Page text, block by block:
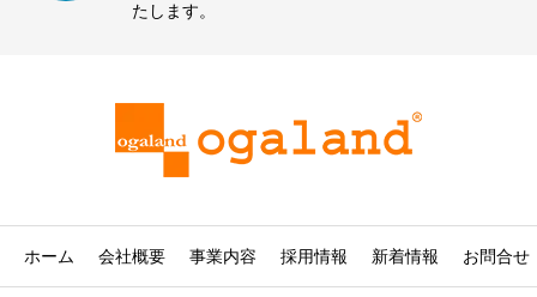
たします。
ホーム 会社概要 事業内容 採用情報 新着情報 お問合せ